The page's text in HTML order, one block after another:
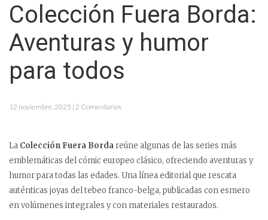
Colección Fuera Borda:
Aventuras y humor
para todos
12 noviembre, 2025 | 2 Comentarios
La Colección Fuera Bordareúne algunas de las series más
emblemáticas del cómic europeo clásico, ofreciendo aventuras y
humor para todas las edades. Una línea editorial que rescata
auténticas joyas del tebeo franco-belga, publicadas con esmero
en volúmenes integrales y con materiales restaurados.